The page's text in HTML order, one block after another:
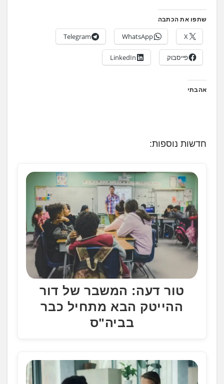
שתפו את הכתבה
X
WhatsApp
Telegram
פייסבוק LinkedIn
אהבתי
חדשות נוספות:
טור דעה: המשבר של דור
ההייטק הבא מתחיל כבר
בביה"ס